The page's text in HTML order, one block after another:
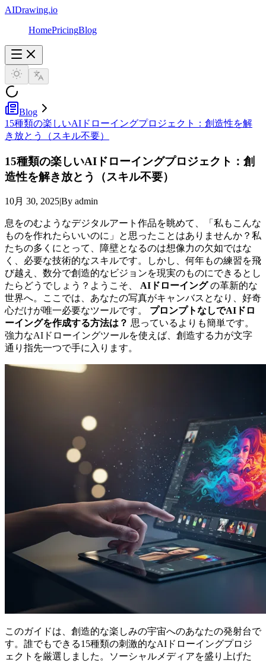
AIDrawing.io
HomePricingBlog
Blog
15種類の楽しいAIドローイングプロジェクト：創造性を解
き放とう（スキル不要）
15種類の楽しいAIドローイングプロジェクト：創
造性を解き放とう（スキル不要）
10月 30, 2025|By admin
息をのむようなデジタルアート作品を眺めて、「私もこんな
ものを作れたらいいのに」と思ったことはありませんか？私
たちの多くにとって、障壁となるのは想像力の欠如ではな
く、必要な技術的なスキルです。しかし、何年もの練習を飛
び越え、数分で創造的なビジョンを現実のものにできるとし
たらどうでしょう？ようこそ、 AIドローイングの革新的な
世界へ。ここでは、あなたの写真がキャンバスとなり、好奇
心だけが唯一必要なツールです。 プロンプトなしでAIドロ
ーイングを作成する方法は？ 思っているよりも簡単です。
強力なAIドローイングツールを使えば、創造する力が文字
通り指先一つで手に入ります。
このガイドは、創造的な楽しみの宇宙へのあなたの発射台で
す。誰でもできる15種類の刺激的なAIドローイングプロジ
ェクトを厳選しました。ソーシャルメディアを盛り上げた